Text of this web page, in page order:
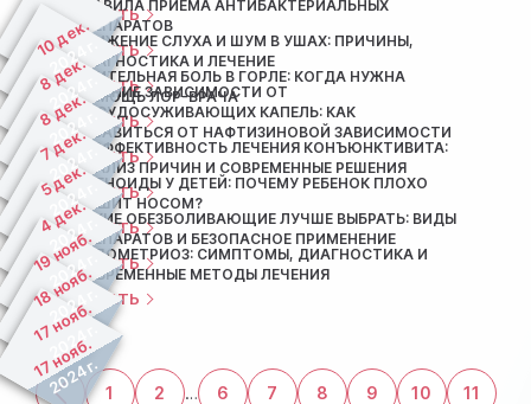
10 дек.
2024 г.
8 дек.
2024 г.
ЧИТАТЬ
8 дек.
2024 г.
ПРАВИЛА ПРИЕМА АНТИБАКТЕРИАЛЬНЫХ
ПРЕПАРАТОВ
ЧИТАТЬ
7 дек.
2024 г.
СНИЖЕНИЕ СЛУХА И ШУМ В УШАХ: ПРИЧИНЫ,
ДИАГНОСТИКА И ЛЕЧЕНИЕ
ЧИТАТЬ
5 дек.
2024 г.
ДЛИТЕЛЬНАЯ БОЛЬ В ГОРЛЕ: КОГДА НУЖНА
ПОМОЩЬ ЛОР-ВРАЧА
ЧИТАТЬ
4 дек.
2024 г.
ЛЕЧЕНИЕ ЗАВИСИМОСТИ ОТ
СОСУДОСУЖИВАЮЩИХ КАПЕЛЬ: КАК
ИЗБАВИТЬСЯ ОТ НАФТИЗИНОВОЙ ЗАВИСИМОСТИ
ЧИТАТЬ
19 нояб.
2024 г.
НЕЭФФЕКТИВНОСТЬ ЛЕЧЕНИЯ КОНЪЮНКТИВИТА:
АНАЛИЗ ПРИЧИН И СОВРЕМЕННЫЕ РЕШЕНИЯ
ЧИТАТЬ
18 нояб.
2024 г.
АДЕНОИДЫ У ДЕТЕЙ: ПОЧЕМУ РЕБЕНОК ПЛОХО
ДЫШИТ НОСОМ?
ЧИТАТЬ
17 нояб.
2024 г.
КАКИЕ ОБЕЗБОЛИВАЮЩИЕ ЛУЧШЕ ВЫБРАТЬ: ВИДЫ
ПРЕПАРАТОВ И БЕЗОПАСНОЕ ПРИМЕНЕНИЕ
ЧИТАТЬ
17 нояб.
2024 г.
ЭНДОМЕТРИОЗ: СИМПТОМЫ, ДИАГНОСТИКА И
СОВРЕМЕННЫЕ МЕТОДЫ ЛЕЧЕНИЯ
ЧИТАТЬ
1 2 … 6 7 8 9 10 11